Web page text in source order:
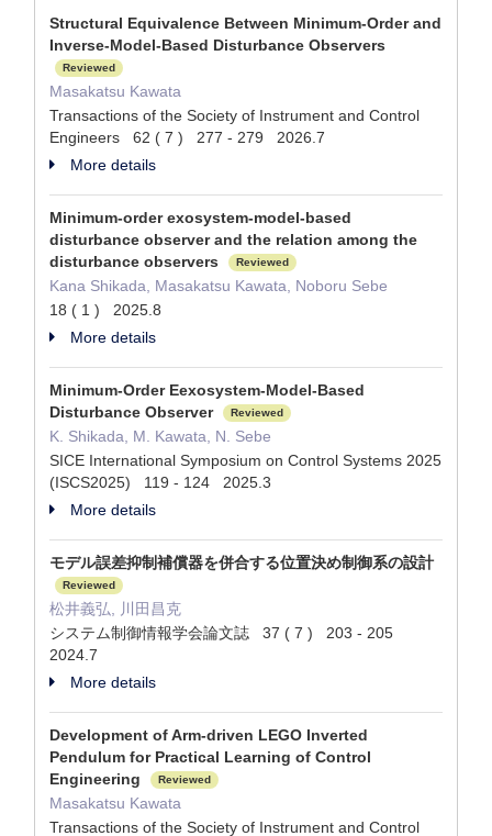
Structural Equivalence Between Minimum-Order and
Inverse-Model-Based Disturbance Observers
Reviewed
Masakatsu Kawata
Transactions of the Society of Instrument and Control
Engineers 62 ( 7 ) 277 - 279 2026.7
More details
Minimum-order exosystem-model-based
disturbance observer and the relation among the
disturbance observers
Reviewed
Kana Shikada, Masakatsu Kawata, Noboru Sebe
18 ( 1 ) 2025.8
More details
Minimum-Order Eexosystem-Model-Based
Disturbance Observer
Reviewed
K. Shikada, M. Kawata, N. Sebe
SICE International Symposium on Control Systems 2025
(ISCS2025) 119 - 124 2025.3
More details
モデル誤差抑制補償器を併合する位置決め制御系の設計
Reviewed
松井義弘, 川田昌克
システム制御情報学会論文誌 37 ( 7 ) 203 - 205
2024.7
More details
Development of Arm-driven LEGO Inverted
Pendulum for Practical Learning of Control
Engineering
Reviewed
Masakatsu Kawata
Transactions of the Society of Instrument and Control